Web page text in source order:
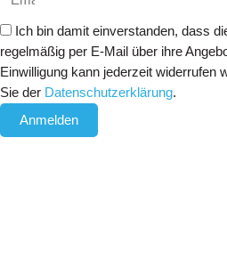
Ich bin damit einverstanden, dass
regelmäßig per E-Mail über ihre
Einwilligung kann jederzeit widerrufen
Sie der Datenschutzerklärung.
Anmelden